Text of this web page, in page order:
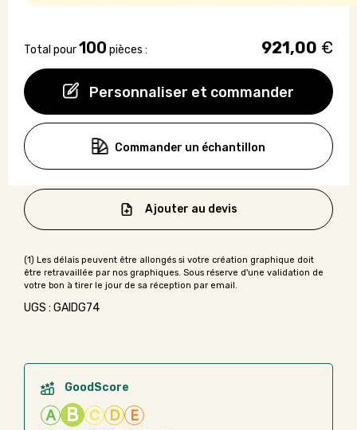
Personnaliser et commander
Total pour100 pièces : 921,00 €
Commander un échantillon
Ajouter au devis
UGS : GAIDG74
GoodScore
A B C D E